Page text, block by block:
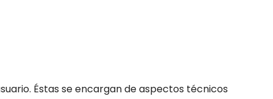
Éstas se encargan de aspectos técnicos